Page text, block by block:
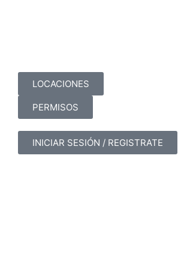
LOCACIONES
PERMISOS
INICIAR SESIÓN / REGISTRATE